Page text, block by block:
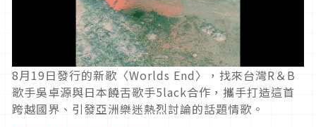
8月19日發行的新歌〈Worlds End〉，找來台灣R＆B
歌手吳卓源與日本饒舌歌手5lack合作，攜手打造這首
跨越國界、引發亞洲樂迷熱烈討論的話題情歌。